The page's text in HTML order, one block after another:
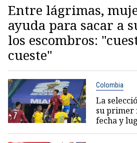
Entre lágrimas,
ayuda para sacar a
los escombros:
cueste"
Colombia
La
su primer
fecha y